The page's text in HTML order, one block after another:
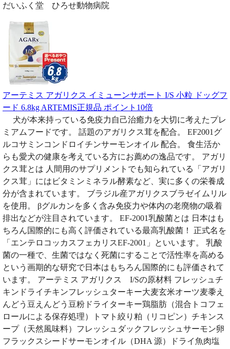
だいふく堂 ひろせ動物病院
アーテミス アガリクス イミューンサポート I/S 小粒 ドッグフ
ード 6.8kg ARTEMIS正規品 ポイント10倍
犬が本来持っている免疫力自己治癒力を大切に考えたプレ
ミアムフードです。 話題のアガリクス茸を配合。 EF2001グ
ルコサミンコンドロイチンサーモンオイル 配合。 食生活か
らも愛犬の健康を考えている方にお薦めの逸品です。 アガリ
クス茸とは 人間用のサプリメントでも知られている「アガリ
クス茸」にはビタミンミネラル酵素など、実に多くの栄養成
分が含まれています。 ブラジル産アガリクスブラゼイムリル
を使用。 βグルカンを多く含み免疫力や体内の老廃物の吸着
排出などが注目されています。 EF-2001乳酸菌とは 日本はも
ちろん国際的にも高く評価されている最高乳酸菌！ 正式名を
「エンテロコッカスフェカリスEF-2001」といいます。 乳酸
菌の一種で、生菌ではなく死菌にすることで活性率を高める
という画期的な研究で日本はもちろん国際的にも評価されて
います。 アーテミス アガリクス I/Sの原材料 フレッシュチ
キンドライチキンフレッシュターキー大麦玄米オーツ麦黍え
んどう豆えんどう豆粉ドライターキー鶏脂肪（混合トコフェ
ロールによる保存処理）トマト絞り粕（リコピン）チキンス
ープ（天然風味料）フレッシュダックフレッシュサーモン卵
フラックスシードサーモンオイル（DHA 源）ドライ魚肉塩